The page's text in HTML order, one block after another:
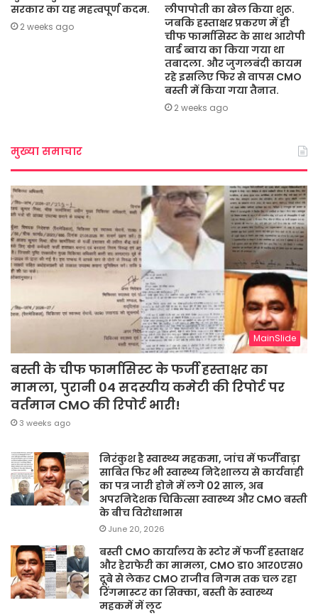
सरकार का यह महत्वपूर्ण कदम.
2 weeks ago
लीपापोती का खेल किया शुरू.
जबकि हस्ताक्षर प्रकरण में ही
चीफ फार्मासिस्ट के साथ आरोपी
वार्ड ब्वाय का किया गया था
तबादला. और जुगलबंदी कायम
रहे इसलिए फिर से वापस CMO
बस्ती में किया गया तैनात.
2 weeks ago
मुख्या समाचार
MainSlide
बस्ती के चीफ फार्मासिस्ट के फर्जी हस्ताक्षर का
मामला, पुरानी 04 सदस्यीय कमेटी की रिपोर्ट पर
वर्तमान CMO की रिपोर्ट भारी!
3 weeks ago
निरंकुश है स्वास्थ्य महकमा, जांच में फर्जीवाड़ा
साबित फिर भी स्वास्थ्य निदेशालय से कार्यवाही
का पत्र जारी होने में लगे 02 साल, अब
अपरनिदेशक चिकित्सा स्वास्थ्य और CMO बस्ती
के बीच विरोधाभास
June 20, 2026
बस्ती CMO कार्यालय के स्टोर में फर्जी हस्ताक्षर
और हेराफेरी का मामला, CMO डा० आर०एस०
दूबे से लेकर CMO राजीव निगम तक चल रहा
रिंगमास्टर का सिक्का, बस्ती के स्वास्थ्य
महकमें में लूट